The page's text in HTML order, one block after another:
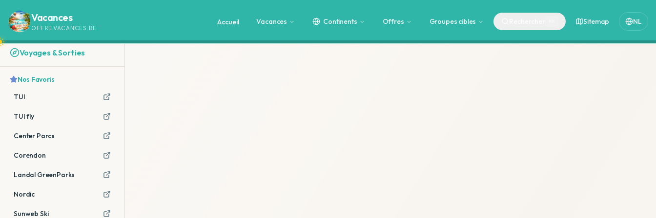
Vacances
OFFREVACANCES.BE
Accueil Vacances Continents Offres Groupes cibles Sitemap NL
Voyages & Sorties
Nos Favoris
TUI
TUI fly
Center Parcs
Corendon
Landal GreenParks
Nordic
Sunweb Ski